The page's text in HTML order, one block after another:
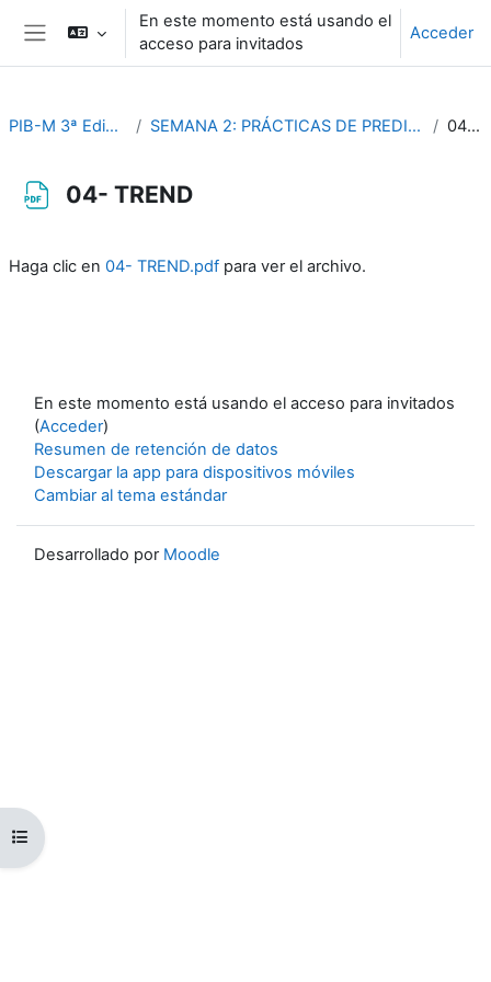
Salta al contenido principal
Panel lateral
En este momento está usando el
acceso para invitados
Acceder
Abrir índice del curso
PIB-M 3ª Edición (fase práctica) SEMANA 2: PRÁCTICAS DE PREDICCION METEOROLÓGICA AERONAUTICA 04- TREND
04- TREND
Haga clic en 04- TREND.pdf para ver el archivo.
En este momento está usando el acceso para invitados
(Acceder)
Resumen de retención de datos
Descargar la app para dispositivos móviles
Cambiar al tema estándar
Desarrollado por Moodle